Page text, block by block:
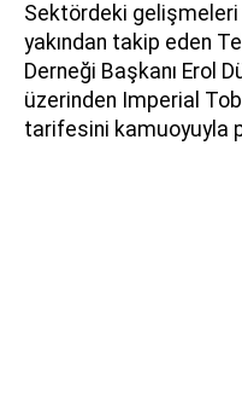
Sektördeki
yakından takip eden
Derneği Başkanı Erol
üzerinden Imperial
tarifesini kamuoyuyla